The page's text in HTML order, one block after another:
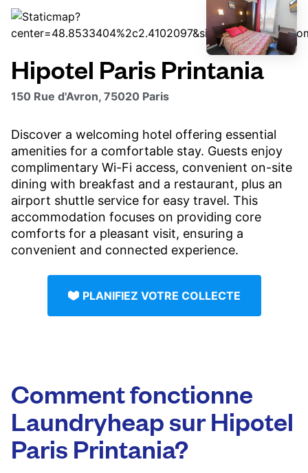
Hipotel Paris Printania
150 Rue d'Avron, 75020 Paris
Discover a welcoming hotel offering essential
amenities for a comfortable stay. Guests enjoy
complimentary Wi-Fi access, convenient on-site
dining with breakfast and a restaurant, plus an
airport shuttle service for easy travel. This
accommodation focuses on providing core
comforts for a pleasant visit, ensuring a
convenient and connected experience.
PLANIFIEZ VOTRE COLLECTE
Comment fonctionne
Laundryheap sur Hipotel
Paris Printania?